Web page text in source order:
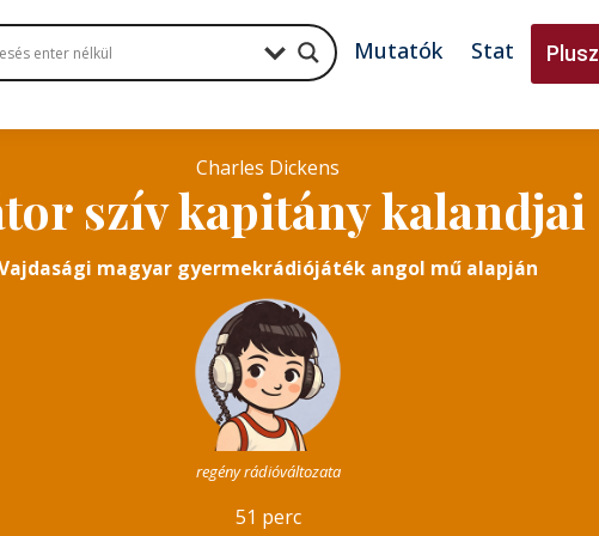
Mutatók Stat Plusz
Charles Dickens
szív kapitány kalandjai
magyar gyermekrádiójáték angol mű alapján
regény rádióváltozata
51 perc